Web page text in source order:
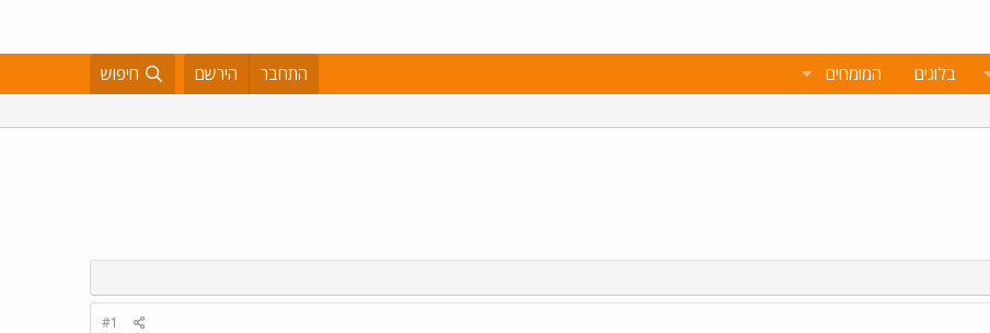
בלוגים המומחים התחבר הירשם חיפוש
#1